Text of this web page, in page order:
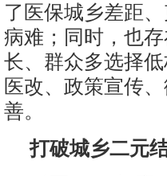
了医保城乡差距
病难；同时，也
长、群众多选择
医改、政策宣传
善。
打破城乡二元